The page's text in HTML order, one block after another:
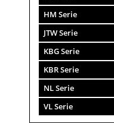
HM Serie
JTW Serie
KBG Serie
KBR Serie
NL Serie
VL Serie